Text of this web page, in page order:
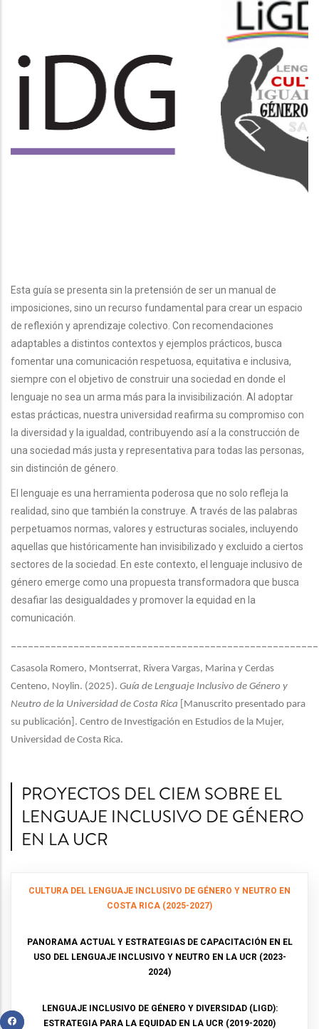
Esta guía se presenta sin la pretensión de ser un manual de
imposiciones, sino un recurso fundamental para crear un espacio
de reflexión y aprendizaje colectivo. Con recomendaciones
adaptables a distintos contextos y ejemplos prácticos, busca
fomentar una comunicación respetuosa, equitativa e inclusiva,
siempre con el objetivo de construir una sociedad en donde el
lenguaje no sea un arma más para la invisibilización. Al adoptar
estas prácticas, nuestra universidad reafirma su compromiso con
la diversidad y la igualdad, contribuyendo así a la construcción de
una sociedad más justa y representativa para todas las personas,
sin distinción de género.
El lenguaje es una herramienta poderosa que no solo refleja la
realidad, sino que también la construye. A través de las palabras
perpetuamos normas, valores y estructuras sociales, incluyendo
aquellas que históricamente han invisibilizado y excluido a ciertos
sectores de la sociedad. En este contexto, el lenguaje inclusivo de
género emerge como una propuesta transformadora que busca
desafiar las desigualdades y promover la equidad en la
comunicación.
Casasola Romero, Montserrat, Rivera Vargas, Marina y Cerdas
Centeno, Noylin. (2025). Guía de Lenguaje Inclusivo de Género y
Neutro de la Universidad de Costa Rica [Manuscrito presentado para
su publicación]. Centro de Investigación en Estudios de la Mujer,
Universidad de Costa Rica.
PROYECTOS DEL CIEM SOBRE EL
LENGUAJE INCLUSIVO DE GÉNERO
EN LA UCR
CULTURA DEL LENGUAJE INCLUSIVO DE GÉNERO Y NEUTRO EN
COSTA RICA (2025-2027)
PANORAMA ACTUAL Y ESTRATEGIAS DE CAPACITACIÓN EN EL
USO DEL LENGUAJE INCLUSIVO Y NEUTRO EN LA UCR (2023-
2024)
LENGUAJE INCLUSIVO DE GÉNERO Y DIVERSIDAD (LIGD):
ESTRATEGIA PARA LA EQUIDAD EN LA UCR (2019-2020)